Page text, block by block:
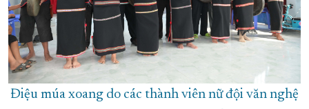
Điệu múa xoang do các thành viên nữ đội văn nghệ